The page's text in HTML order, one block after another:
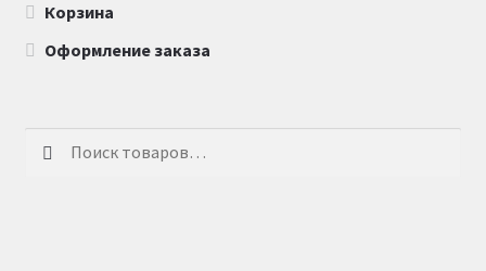
Корзина
Оформление заказа
Искать: